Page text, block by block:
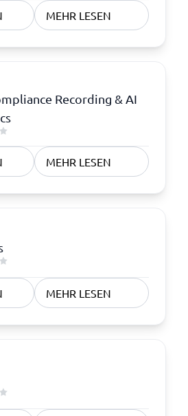
MEHR LESEN
Recording & AI
MEHR LESEN
MEHR LESEN